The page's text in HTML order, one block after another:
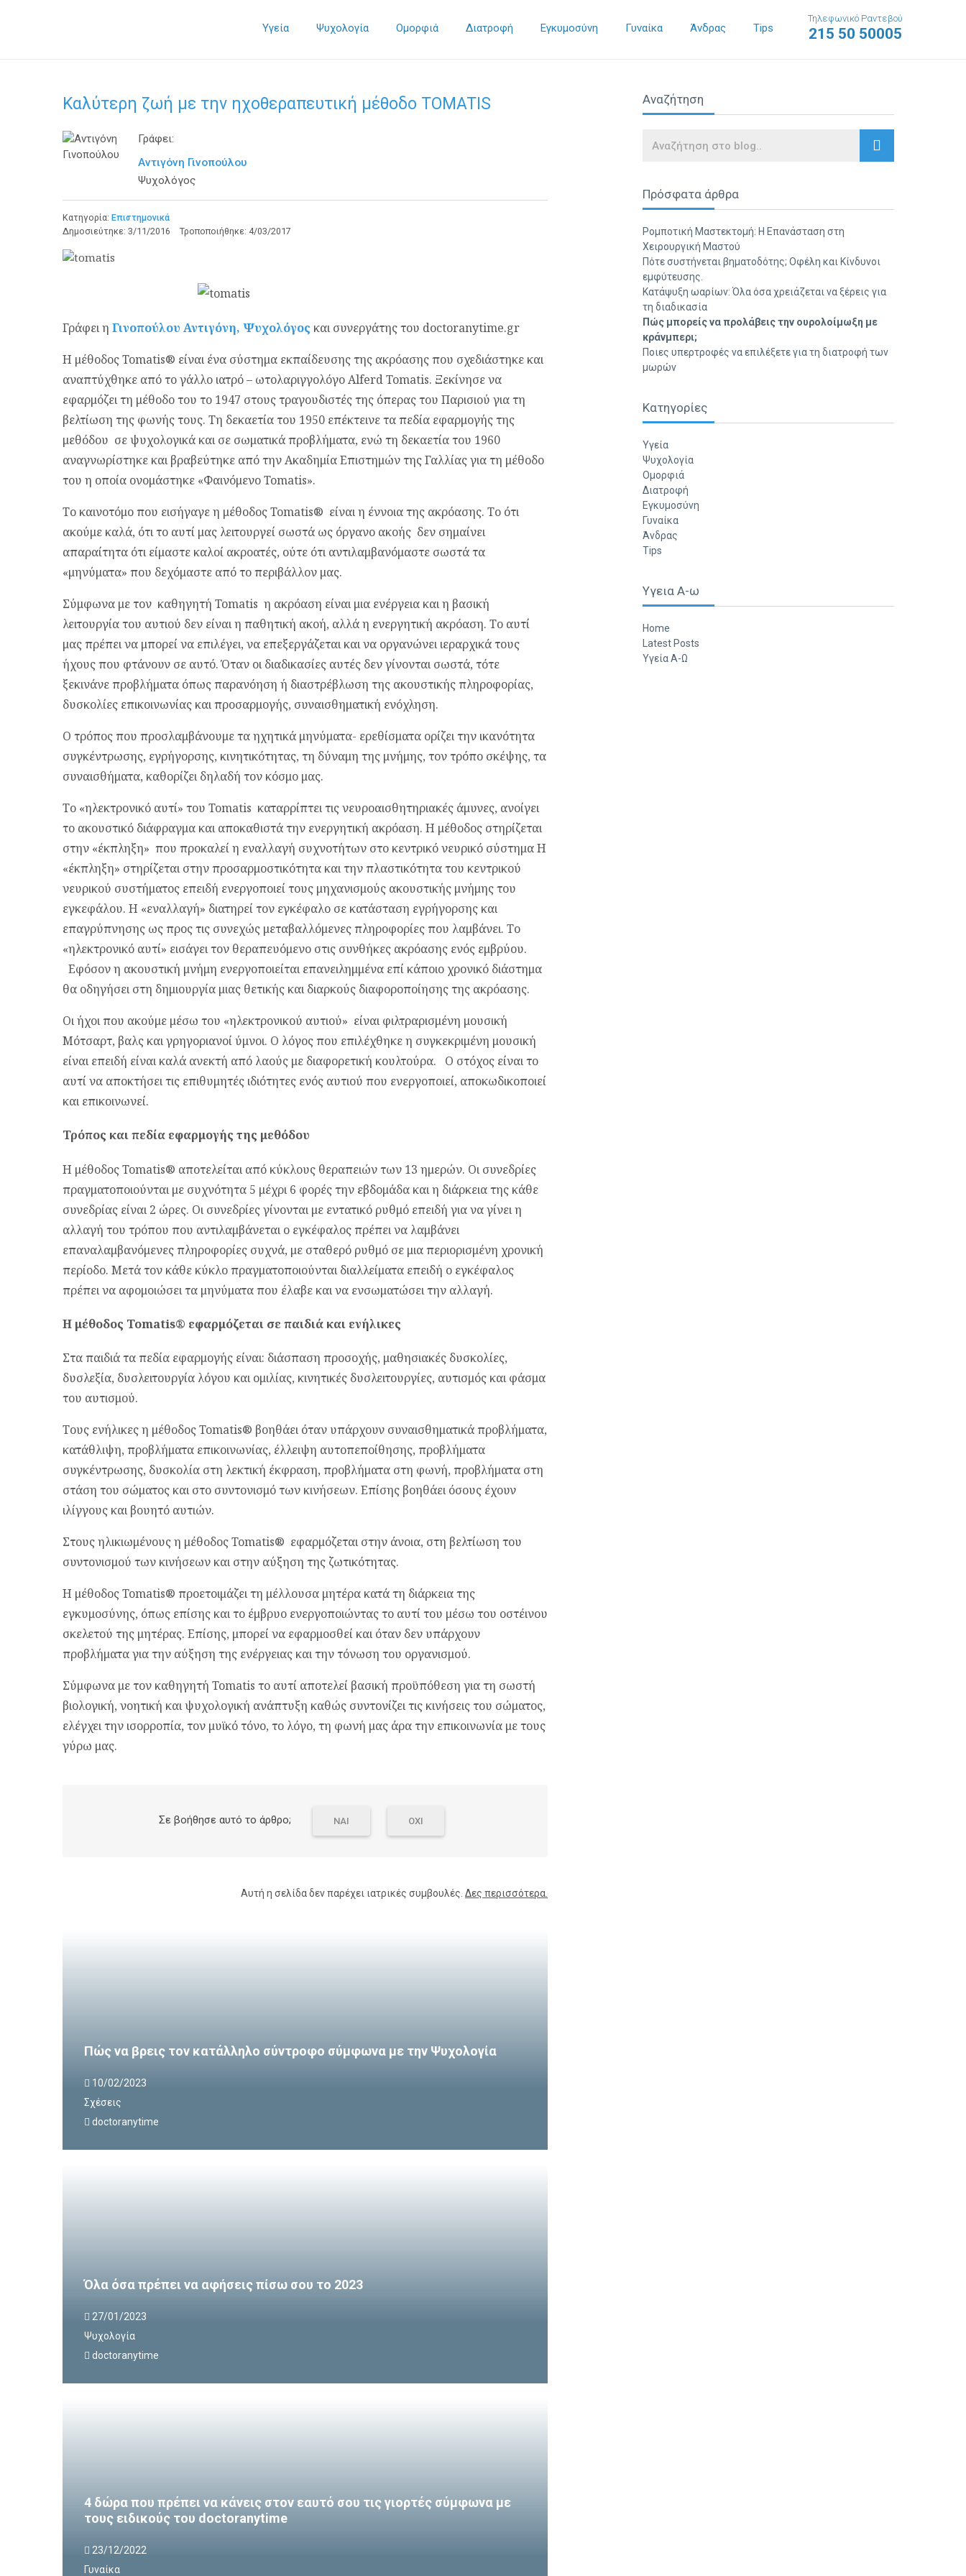
Υγεία Ψυχολογία Ομορφιά Διατροφή Εγκυμοσύνη Γυναίκα Άνδρας Tips
Τηλεφωνικό Ραντεβού
215 50 50005
Καλύτερη ζωή με την ηχοθεραπευτική μέθοδο TOMATIS
Γράφει:
Αντιγόνη Γινοπούλου
Ψυχολόγος
Κατηγορία: Επιστημονικά
Δημοσιεύτηκε: 3/11/2016 Τροποποιήθηκε: 4/03/2017
Γράφει η Γινοπούλου Αντιγόνη, Ψυχολόγος και συνεργάτης του doctoranytime.gr
Η μέθοδος Tomatis® είναι ένα σύστημα εκπαίδευσης της ακρόασης που σχεδιάστηκε και
αναπτύχθηκε από το γάλλο ιατρό – ωτολαριγγολόγο Alferd Tomatis. Ξεκίνησε να
εφαρμόζει τη μέθοδο του το 1947 στους τραγουδιστές της όπερας του Παρισιού για τη
βελτίωση της φωνής τους. Τη δεκαετία του 1950 επέκτεινε τα πεδία εφαρμογής της
μεθόδου σε ψυχολογικά και σε σωματικά προβλήματα, ενώ τη δεκαετία του 1960
αναγνωρίστηκε και βραβεύτηκε από την Ακαδημία Επιστημών της Γαλλίας για τη μέθοδο
του η οποία ονομάστηκε «Φαινόμενο Tomatis».
Το καινοτόμο που εισήγαγε η μέθοδος Tomatis® είναι η έννοια της ακρόασης. Το ότι
ακούμε καλά, ότι το αυτί μας λειτουργεί σωστά ως όργανο ακοής δεν σημαίνει
απαραίτητα ότι είμαστε καλοί ακροατές, ούτε ότι αντιλαμβανόμαστε σωστά τα
«μηνύματα» που δεχόμαστε από το περιβάλλον μας.
Σύμφωνα με τον καθηγητή Tomatis η ακρόαση είναι μια ενέργεια και η βασική
λειτουργία του αυτιού δεν είναι η παθητική ακοή, αλλά η ενεργητική ακρόαση. Το αυτί
μας πρέπει να μπορεί να επιλέγει, να επεξεργάζεται και να οργανώνει ιεραρχικά τους
ήχους που φτάνουν σε αυτό. Όταν οι διαδικασίες αυτές δεν γίνονται σωστά, τότε
ξεκινάνε προβλήματα όπως παρανόηση ή διαστρέβλωση της ακουστικής πληροφορίας,
δυσκολίες επικοινωνίας και προσαρμογής, συναισθηματική ενόχληση.
Ο τρόπος που προσλαμβάνουμε τα ηχητικά μηνύματα- ερεθίσματα ορίζει την ικανότητα
συγκέντρωσης, εγρήγορσης, κινητικότητας, τη δύναμη της μνήμης, τον τρόπο σκέψης, τα
συναισθήματα, καθορίζει δηλαδή τον κόσμο μας.
Το «ηλεκτρονικό αυτί» του Tomatis καταρρίπτει τις νευροαισθητηριακές άμυνες, ανοίγει
το ακουστικό διάφραγμα και αποκαθιστά την ενεργητική ακρόαση. Η μέθοδος στηρίζεται
στην «έκπληξη» που προκαλεί η εναλλαγή συχνοτήτων στο κεντρικό νευρικό σύστημα Η
«έκπληξη» στηρίζεται στην προσαρμοστικότητα και την πλαστικότητα του κεντρικού
νευρικού συστήματος επειδή ενεργοποιεί τους μηχανισμούς ακουστικής μνήμης του
εγκεφάλου. Η «εναλλαγή» διατηρεί τον εγκέφαλο σε κατάσταση εγρήγορσης και
επαγρύπνησης ως προς τις συνεχώς μεταβαλλόμενες πληροφορίες που λαμβάνει. Το
«ηλεκτρονικό αυτί» εισάγει τον θεραπευόμενο στις συνθήκες ακρόασης ενός εμβρύου.
Εφόσον η ακουστική μνήμη ενεργοποιείται επανειλημμένα επί κάποιο χρονικό διάστημα
θα οδηγήσει στη δημιουργία μιας θετικής και διαρκούς διαφοροποίησης της ακρόασης.
Οι ήχοι που ακούμε μέσω του «ηλεκτρονικού αυτιού» είναι φιλτραρισμένη μουσική
Μότσαρτ, βαλς και γρηγοριανοί ύμνοι. Ο λόγος που επιλέχθηκε η συγκεκριμένη μουσική
είναι επειδή είναι καλά ανεκτή από λαούς με διαφορετική κουλτούρα. Ο στόχος είναι το
αυτί να αποκτήσει τις επιθυμητές ιδιότητες ενός αυτιού που ενεργοποιεί, αποκωδικοποιεί
και επικοινωνεί.
Τρόπος και πεδία εφαρμογής της μεθόδου
Η μέθοδος Tomatis® αποτελείται από κύκλους θεραπειών των 13 ημερών. Οι συνεδρίες
πραγματοποιούνται με συχνότητα 5 μέχρι 6 φορές την εβδομάδα και η διάρκεια της κάθε
συνεδρίας είναι 2 ώρες. Οι συνεδρίες γίνονται με εντατικό ρυθμό επειδή για να γίνει η
αλλαγή του τρόπου που αντιλαμβάνεται ο εγκέφαλος πρέπει να λαμβάνει
επαναλαμβανόμενες πληροφορίες συχνά, με σταθερό ρυθμό σε μια περιορισμένη χρονική
περίοδο. Μετά τον κάθε κύκλο πραγματοποιούνται διαλλείματα επειδή ο εγκέφαλος
πρέπει να αφομοιώσει τα μηνύματα που έλαβε και να ενσωματώσει την αλλαγή.
Η μέθοδος Tomatis® εφαρμόζεται σε παιδιά και ενήλικες
Στα παιδιά τα πεδία εφαρμογής είναι: διάσπαση προσοχής, μαθησιακές δυσκολίες,
δυσλεξία, δυσλειτουργία λόγου και ομιλίας, κινητικές δυσλειτουργίες, αυτισμός και φάσμα
του αυτισμού.
Τους ενήλικες η μέθοδος Tomatis® βοηθάει όταν υπάρχουν συναισθηματικά προβλήματα,
κατάθλιψη, προβλήματα επικοινωνίας, έλλειψη αυτοπεποίθησης, προβλήματα
συγκέντρωσης, δυσκολία στη λεκτική έκφραση, προβλήματα στη φωνή, προβλήματα στη
στάση του σώματος και στο συντονισμό των κινήσεων. Επίσης βοηθάει όσους έχουν
ιλίγγους και βουητό αυτιών.
Στους ηλικιωμένους η μέθοδος Tomatis® εφαρμόζεται στην άνοια, στη βελτίωση του
συντονισμού των κινήσεων και στην αύξηση της ζωτικότητας.
Η μέθοδος Tomatis® προετοιμάζει τη μέλλουσα μητέρα κατά τη διάρκεια της
εγκυμοσύνης, όπως επίσης και το έμβρυο ενεργοποιώντας το αυτί του μέσω του οστέινου
σκελετού της μητέρας. Επίσης, μπορεί να εφαρμοσθεί και όταν δεν υπάρχουν
προβλήματα για την αύξηση της ενέργειας και την τόνωση του οργανισμού.
Σύμφωνα με τον καθηγητή Tomatis το αυτί αποτελεί βασική προϋπόθεση για τη σωστή
βιολογική, νοητική και ψυχολογική ανάπτυξη καθώς συντονίζει τις κινήσεις του σώματος,
ελέγχει την ισορροπία, τον μυϊκό τόνο, το λόγο, τη φωνή μας άρα την επικοινωνία με τους
γύρω μας.
Σε βοήθησε αυτό το άρθρο; ΝΑΙ ΟΧΙ
Αυτή η σελίδα δεν παρέχει ιατρικές συμβουλές. Δες περισσότερα.
Πώς να βρεις τον κατάλληλο σύντροφο σύμφωνα με την Ψυχολογία
10/02/2023
Σχέσεις
doctoranytime
Όλα όσα πρέπει να αφήσεις πίσω σου το 2023
27/01/2023
Ψυχολογία
doctoranytime
4 δώρα που πρέπει να κάνεις στον εαυτό σου τις γιορτές σύμφωνα με
τους ειδικούς του doctoranytime
23/12/2022
Γυναίκα
Αναζήτηση
Search
Πρόσφατα άρθρα
Ρομποτική Μαστεκτομή: Η Επανάσταση στη
Χειρουργική Μαστού
Πότε συστήνεται βηματοδότης; Οφέλη και Κίνδυνοι
εμφύτευσης.
Κατάψυξη ωαρίων: Όλα όσα χρειάζεται να ξέρεις για
τη διαδικασία
Πώς μπορείς να προλάβεις την ουρολοίμωξη με
κράνμπερι;
Ποιες υπερτροφές να επιλέξετε για τη διατροφή των
μωρών
Κατηγορίες
Υγεία
Ψυχολογία
Ομορφιά
Διατροφή
Εγκυμοσύνη
Γυναίκα
Άνδρας
Tips
Υγεια Α-ω
Home
Latest Posts
Υγεία Α-Ω